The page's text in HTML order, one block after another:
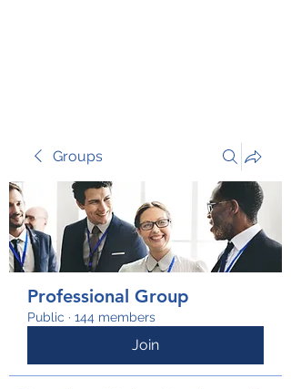
Groups
Professional Group
Public · 144 members
Join